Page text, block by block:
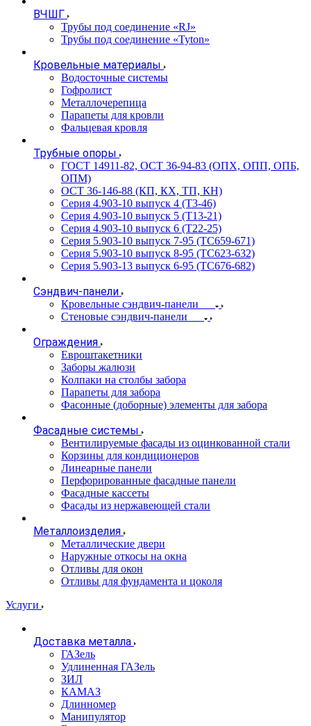
ВЧШГ
Трубы под соединение «RJ»
Трубы под соединение «Tyton»
Кровельные материалы
Водосточные системы
Гофролист
Металлочерепица
Парапеты для кровли
Фальцевая кровля
Трубные опоры
ГОСТ 14911-82, ОСТ 36-94-83 (ОПХ, ОПП, ОПБ,
ОПМ)
ОСТ 36-146-88 (КП, КХ, ТП, КН)
Серия 4.903-10 выпуск 4 (Т3-46)
Серия 4.903-10 выпуск 5 (Т13-21)
Серия 4.903-10 выпуск 6 (Т22-25)
Серия 5.903-10 выпуск 7-95 (ТС659-671)
Серия 5.903-10 выпуск 8-95 (ТС623-632)
Серия 5.903-13 выпуск 6-95 (ТС676-682)
Сэндвич-панели
Кровельные сэндвич-панели
Стеновые сэндвич-панели
Ограждения
Евроштакетники
Заборы жалюзи
Колпаки на столбы забора
Парапеты для забора
Фасонные (доборные) элементы для забора
Фасадные системы
Вентилируемые фасады из оцинкованной стали
Корзины для кондиционеров
Линеарные панели
Перфорированные фасадные панели
Фасадные кассеты
Фасады из нержавеющей стали
Металлоизделия
Металлические двери
Наружные откосы на окна
Отливы для окон
Отливы для фундамента и цоколя
Услуги
Доставка металла
ГАЗель
Удлиненная ГАЗель
ЗИЛ
КАМАЗ
Длинномер
Манипулятор